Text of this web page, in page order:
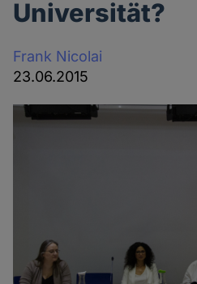
Universität?
Frank Nicolai
23.06.2015